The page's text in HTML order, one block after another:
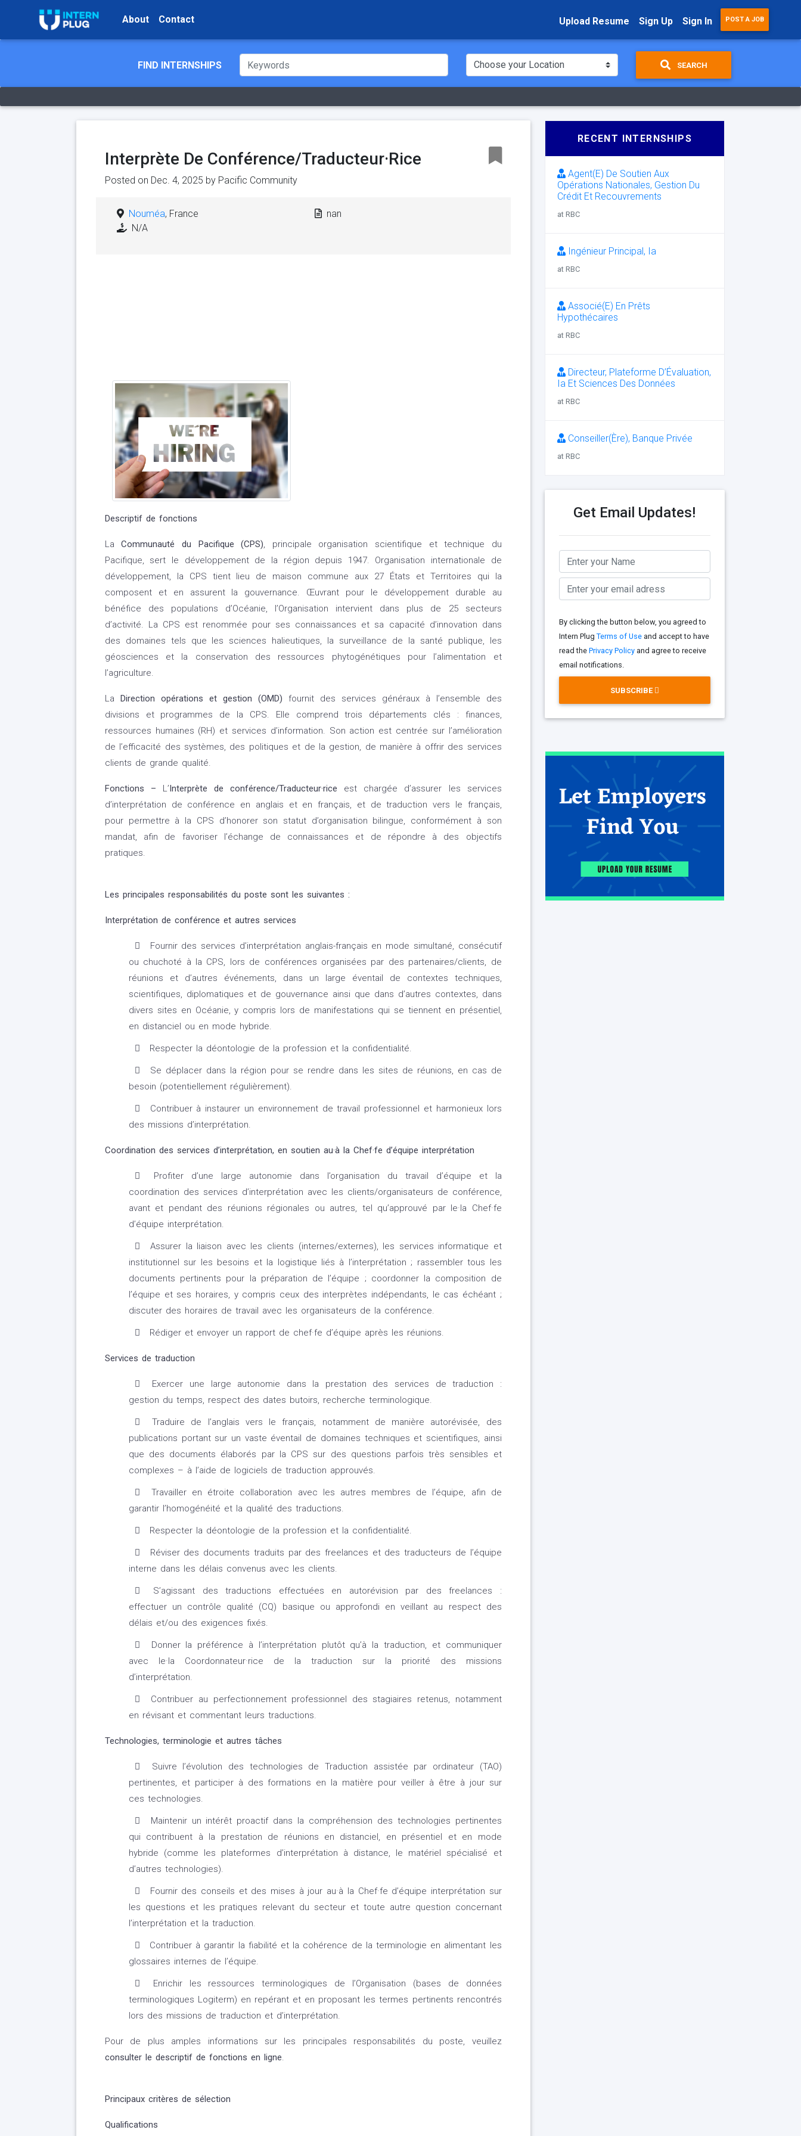
About Contact Upload Resume Sign Up Sign In POST A JOB
FIND INTERNSHIPS SEARCH
Interprète De Conférence/Traducteur·Rice
Posted on Dec. 4, 2025 by Pacific Community
Nouméa, France
N/A
nan
Descriptif de fonctions
LaCommunauté du Pacifique (CPS), principale organisation scientifique et technique du
Pacifique, sert le développement de la région depuis 1947. Organisation internationale de
développement, la CPS tient lieu de maison commune aux 27 États et Territoires qui la
composent et en assurent la gouvernance. Œuvrant pour le développement durable au
bénéfice des populations d’Océanie, l’Organisation intervient dans plus de 25 secteurs
d’activité. La CPS est renommée pour ses connaissances et sa capacité d’innovation dans
des domaines tels que les sciences halieutiques, la surveillance de la santé publique, les
géosciences et la conservation des ressources phytogénétiques pour l’alimentation et
l’agriculture.
La Direction opérations et gestion (OMD) fournit des services généraux à l’ensemble des
divisions et programmes de la CPS. Elle comprend trois départements clés : finances,
ressources humaines (RH) et services d’information. Son action est centrée sur l’amélioration
de l’efficacité des systèmes, des politiques et de la gestion, de manière à offrir des services
clients de grande qualité.
Fonctions – L’Interprète de conférence/Traducteur·rice est chargée d’assurer les services
d’interprétation de conférence en anglais et en français, et de traduction vers le français,
pour permettre à la CPS d’honorer son statut d’organisation bilingue, conformément à son
mandat, afin de favoriser l’échange de connaissances et de répondre à des objectifs
pratiques.
Les principales responsabilités du poste sont les suivantes :
Interprétation de conférence et autres services
Fournir des services d’interprétation anglais-français en mode simultané, consécutif
ou chuchoté à la CPS, lors de conférences organisées par des partenaires/clients, de
réunions et d’autres événements, dans un large éventail de contextes techniques,
scientifiques, diplomatiques et de gouvernance ainsi que dans d’autres contextes, dans
divers sites en Océanie, y compris lors de manifestations qui se tiennent en présentiel,
en distanciel ou en mode hybride.
Respecter la déontologie de la profession et la confidentialité.
Se déplacer dans la région pour se rendre dans les sites de réunions, en cas de
besoin (potentiellement régulièrement).
Contribuer à instaurer un environnement de travail professionnel et harmonieux lors
des missions d’interprétation.
Coordination des services d’interprétation, en soutien au·à la Chef·fe d’équipe interprétation
Profiter d’une large autonomie dans l’organisation du travail d’équipe et la
coordination des services d’interprétation avec les clients/organisateurs de conférence,
avant et pendant des réunions régionales ou autres, tel qu’approuvé par le·la Chef·fe
d’équipe interprétation.
Assurer la liaison avec les clients (internes/externes), les services informatique et
institutionnel sur les besoins et la logistique liés à l’interprétation ; rassembler tous les
documents pertinents pour la préparation de l’équipe ; coordonner la composition de
l’équipe et ses horaires, y compris ceux des interprètes indépendants, le cas échéant ;
discuter des horaires de travail avec les organisateurs de la conférence.
Rédiger et envoyer un rapport de chef·fe d’équipe après les réunions.
Services de traduction
Exercer une large autonomie dans la prestation des services de traduction :
gestion du temps, respect des dates butoirs, recherche terminologique.
Traduire de l’anglais vers le français, notamment de manière autorévisée, des
publications portant sur un vaste éventail de domaines techniques et scientifiques, ainsi
que des documents élaborés par la CPS sur des questions parfois très sensibles et
complexes – à l’aide de logiciels de traduction approuvés.
Travailler en étroite collaboration avec les autres membres de l’équipe, afin de
garantir l’homogénéité et la qualité des traductions.
Respecter la déontologie de la profession et la confidentialité.
Réviser des documents traduits par des freelances et des traducteurs de l’équipe
interne dans les délais convenus avec les clients.
S’agissant des traductions effectuées en autorévision par des freelances :
effectuer un contrôle qualité (CQ) basique ou approfondi en veillant au respect des
délais et/ou des exigences fixés.
Donner la préférence à l’interprétation plutôt qu’à la traduction, et communiquer
avec le·la Coordonnateur·rice de la traduction sur la priorité des missions
d’interprétation.
Contribuer au perfectionnement professionnel des stagiaires retenus, notamment
en révisant et commentant leurs traductions.
Technologies, terminologie et autres tâches
Suivre l’évolution des technologies de Traduction assistée par ordinateur (TAO)
pertinentes, et participer à des formations en la matière pour veiller à être à jour sur
ces technologies.
Maintenir un intérêt proactif dans la compréhension des technologies pertinentes
qui contribuent à la prestation de réunions en distanciel, en présentiel et en mode
hybride (comme les plateformes d’interprétation à distance, le matériel spécialisé et
d’autres technologies).
Fournir des conseils et des mises à jour au·à la Chef·fe d’équipe interprétation sur
les questions et les pratiques relevant du secteur et toute autre question concernant
l’interprétation et la traduction.
Contribuer à garantir la fiabilité et la cohérence de la terminologie en alimentant les
glossaires internes de l’équipe.
Enrichir les ressources terminologiques de l’Organisation (bases de données
terminologiques Logiterm) en repérant et en proposant les termes pertinents rencontrés
lors des missions de traduction et d’interprétation.
Pour de plus amples informations sur les principales responsabilités du poste, veuillez
consulter le descriptif de fonctions en ligne.
Principaux critères de sélection
Qualifications
RECENT INTERNSHIPS
Agent(E) De Soutien Aux
Opérations Nationales, Gestion Du
Crédit Et Recouvrements
at RBC
Ingénieur Principal, Ia
at RBC
Associé(E) En Prêts
Hypothécaires
at RBC
Directeur, Plateforme D’Évaluation,
Ia Et Sciences Des Données
at RBC
Conseiller(Ère), Banque Privée
at RBC
Get Email Updates!
By clicking the button below, you agreed to
Intern Plug Terms of Useand accept to have
read the Privacy Policyand agree to receive
email notifications.
SUBSCRIBE